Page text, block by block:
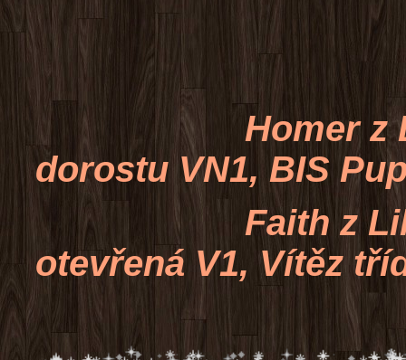
rozhodčí:
Homer z
dorostu VN1, BIS
Faith z
otevřená V1, Vítěz